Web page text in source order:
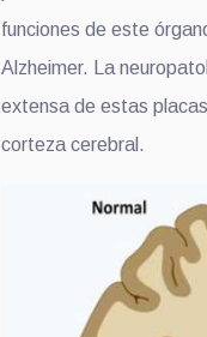
funciones de este
Alzheimer. La
extensa de estas
corteza cerebral.